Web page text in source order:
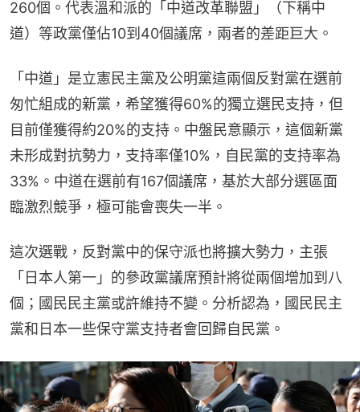
260個。代表溫和派的「中道改革聯盟」（下稱中
道）等政黨僅佔10到40個議席，兩者的差距巨大。
「中道」是立憲民主黨及公明黨這兩個反對黨在選前
匆忙組成的新黨，希望獲得60%的獨立選民支持，但
目前僅獲得約20%的支持。中盤民意顯示，這個新黨
未形成對抗勢力，支持率僅10%，自民黨的支持率為
33%。中道在選前有167個議席，基於大部分選區面
臨激烈競爭，極可能會喪失一半。
這次選戰，反對黨中的保守派也將擴大勢力，主張
「日本人第一」的參政黨議席預計將從兩個增加到八
個；國民民主黨或許維持不變。分析認為，國民民主
黨和日本一些保守黨支持者會回歸自民黨。